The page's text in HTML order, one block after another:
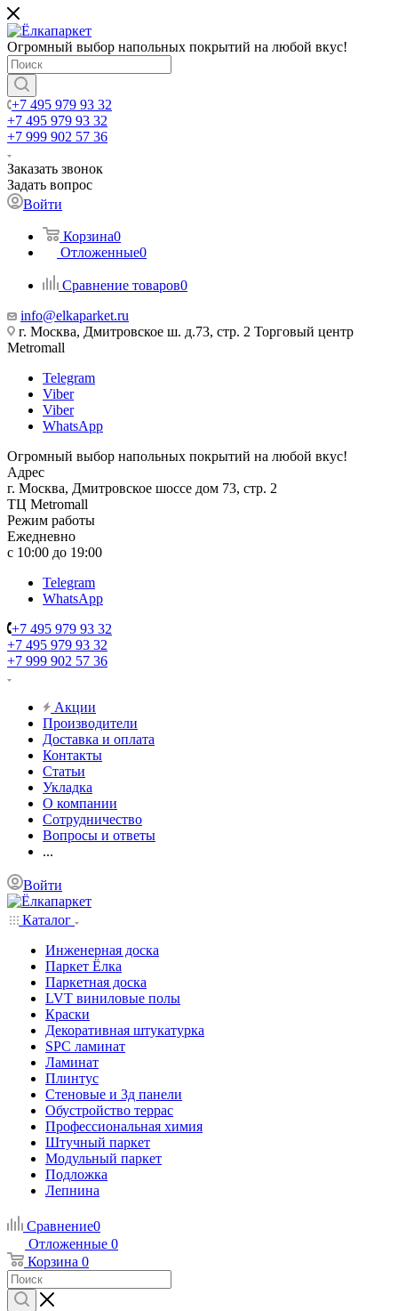
Огромный выбор напольных покрытий на любой вкус!
+7 495 979 93 32
+7 495 979 93 32
+7 999 902 57 36
Заказать звонок
Задать вопрос
Войти
Корзина0
Отложенные0
Сравнение товаров0
info@elkaparket.ru
г. Москва, Дмитровское ш. д.73, стр. 2 Торговый центр
Metromall
Telegram
Viber
Viber
WhatsApp
Огромный выбор напольных покрытий на любой вкус!
Адрес
г. Москва, Дмитровское шоссе дом 73, стр. 2
ТЦ Metromall
Режим работы
Ежедневно
с 10:00 до 19:00
Telegram
WhatsApp
+7 495 979 93 32
+7 495 979 93 32
+7 999 902 57 36
Акции
Производители
Доставка и оплата
Контакты
Статьи
Укладка
О компании
Сотрудничество
Вопросы и ответы
...
Войти
Каталог
Инженерная доска
Паркет Ёлка
Паркетная доска
LVT виниловые полы
Краски
Декоративная штукатурка
SPC ламинат
Ламинат
Плинтус
Стеновые и 3д панели
Обустройство террас
Профессиональная химия
Штучный паркет
Модульный паркет
Подложка
Лепнина
Сравнение0
Отложенные 0
Корзина 0